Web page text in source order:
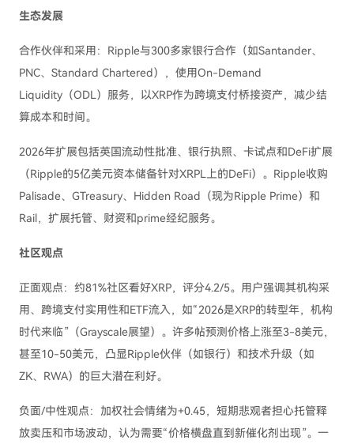
生态发展
合作伙伴和采用：Ripple与300多家银行合作（如Santander、
PNC、Standard Chartered），使用On-Demand
Liquidity（ODL）服务，以XRP作为跨境支付桥接资产，减少结
算成本和时间。
2026年扩展包括英国流动性批准、银行执照、卡试点和DeFi扩展
（Ripple的5亿美元资本储备针对XRPL上的DeFi）。Ripple收购
Palisade、GTreasury、Hidden Road（现为Ripple Prime）和
Rail，扩展托管、财资和prime经纪服务。
社区观点
正面观点：约81%社区看好XRP，评分4.2/5。用户强调其机构采
用、跨境支付实用性和ETF流入，如“2026是XRP的转型年，机构
时代来临”（Grayscale展望）。许多帖预测价格上涨至3-8美元，
甚至10-50美元，凸显Ripple伙伴（如银行）和技术升级（如
ZK、RWA）的巨大潜在利好。
负面/中性观点：加权社会情绪为+0.45，短期悲观者担心托管释
放卖压和市场波动，认为需要“价格横盘直到新催化剂出现”。一